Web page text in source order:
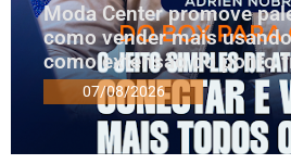
Moda Center promove
como vender mais
como extensão do ponto
07/08/2026